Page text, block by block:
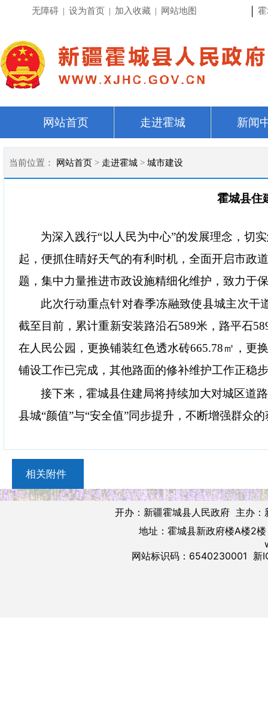
无障碍 | 设为首页 | 加入收藏 | 网站地图
网站首页 走进霍城 新闻
当前位置： 网站首页 > 走进霍城 > 城市建设
霍城县住
为深入践行“以人民为中心”的发展理念，切
起，便抓住晴好天气的有利时机，全面开启市政
题，集中力量推进市政设施精细化维护，致力于
此次行动重点针对春季冻融致使县城主次
截至目前，累计重新安装路沿石589米，路平石
在人民公园，更换铺装红色透水砖665.78㎡ ，更
铺设工作已完成，其他路面的修补维护工作正稳
接下来，霍城县住建局将持续加大对城区道
县城“颜值”与“安全值”同步提升，不断增强群众
相关附件
开办：新疆霍城县人民政府 主办
地址：霍城县新政府楼A楼
网站标识码：6540230001 新